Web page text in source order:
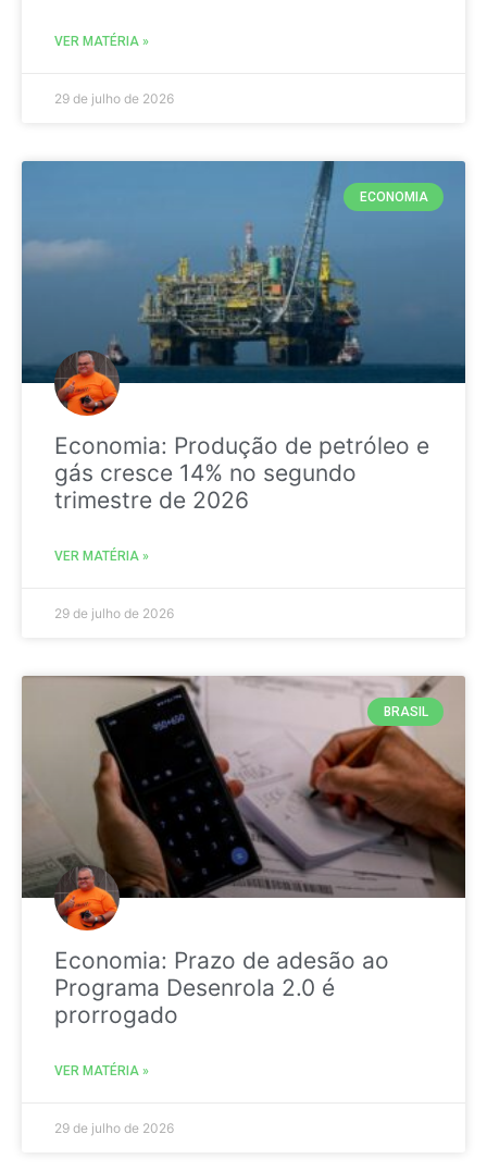
VER MATÉRIA »
29 de julho de 2026
ECONOMIA
Economia: Produção de petróleo e
gás cresce 14% no segundo
trimestre de 2026
VER MATÉRIA »
29 de julho de 2026
BRASIL
Economia: Prazo de adesão ao
Programa Desenrola 2.0 é
prorrogado
VER MATÉRIA »
29 de julho de 2026